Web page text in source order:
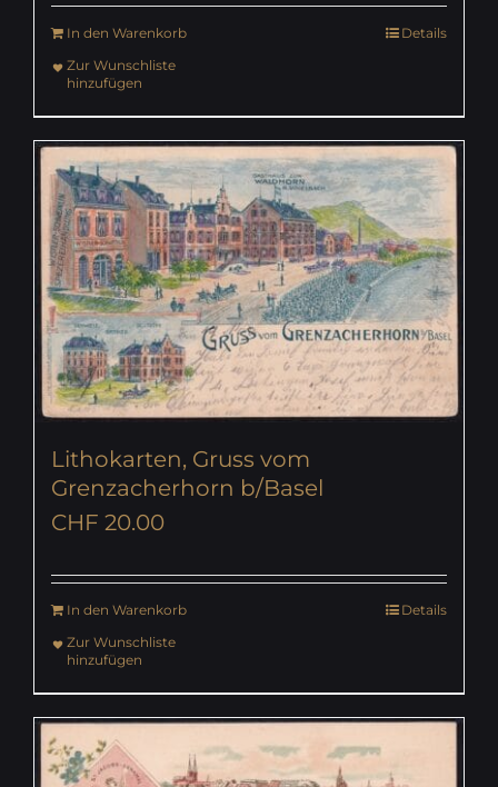
In den Warenkorb
Details
Zur Wunschliste
hinzufügen
Lithokarten, Gruss vom
Grenzacherhorn b/Basel
CHF 20.00
In den Warenkorb
Details
Zur Wunschliste
hinzufügen